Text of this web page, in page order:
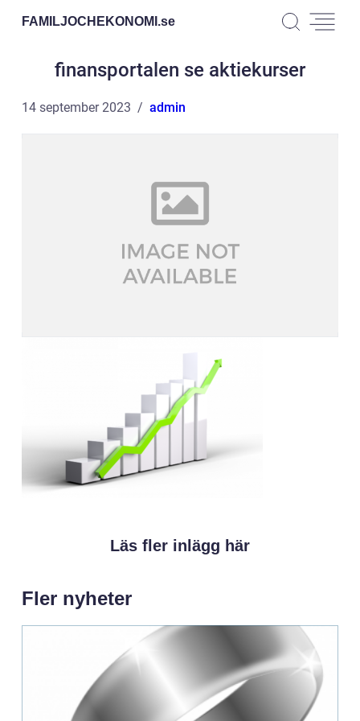
FAMILJOCHEKONOMI.se
finansportalen se aktiekurser
14 september 2023 admin
Läs fler inlägg här
Fler nyheter